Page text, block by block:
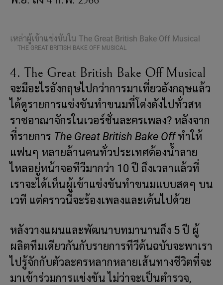
เหล่าผู้เข้าแข่งขันใน The Great British Bake Off Musical
THE GREAT BRITISH BAKE OFF MUSICAL
4. The Great British Bake Off Musical
จะมีอะไรอังกฤษไปกว่าการมาเที่ยวอังกฤษแล้ว
ได้ดูรายการแข่งขันทำขนมที่โด่งดังไปทั่วสห
ราชอาณาจักรในเวอร์ชั่นละครเพลง? หลังจาก
ที่รายการ The Great British Bake Offทำให้
แฟนๆ หลายล้านคนทั่วประเทศต้องน้ำลาย
ไหลอยู่หน้าจอทีวีมากว่า 10 ปี ถึงเวลาแล้วที่
เราจะได้เห็นผู้เข้าแข่งขันทำขนมแบบสดๆ บน
เวที แต่คราวนี้จะร้องเพลงและเต้นไปด้วย
หลังวางแผนและพัฒนาบทมานานถึง 5 ปี ผู้
ผลิตทีมเดียวกันกับรายการทีวีต้นฉบับจะพาเรา
ไปรู้จักกับตัวละครหลากหลายเส้นทางชีวิตที่จะ
มาเข้าร่วมการแข่งขัน ไม่ว่าจะเป็นตำรวจ,